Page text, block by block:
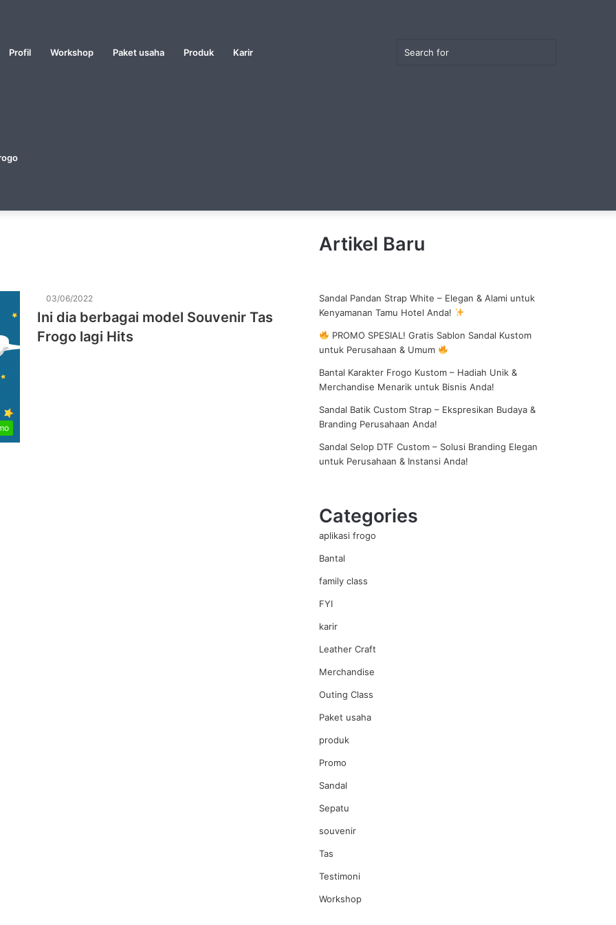
Profil Workshop Paket usaha Produk Karir Switch
Random
03/06/2022
Ini dia berbagai model Souvenir Tas
Frogo lagi Hits
Artikel Baru
Sandal Pandan Strap White – Elegan & Alami untuk
Kenyamanan Tamu Hotel Anda!
PROMO SPESIAL! Gratis Sablon Sandal Kustom
untuk Perusahaan & Umum
Bantal Karakter Frogo Kustom – Hadiah Unik &
Merchandise Menarik untuk Bisnis Anda!
Sandal Batik Custom Strap – Ekspresikan Budaya &
Branding Perusahaan Anda!
Sandal Selop DTF Custom – Solusi Branding Elegan
untuk Perusahaan & Instansi Anda!
Categories
aplikasi frogo
Bantal
family class
FYI
karir
Leather Craft
Merchandise
Outing Class
Paket usaha
produk
Promo
Sandal
Sepatu
souvenir
Tas
Testimoni
Workshop